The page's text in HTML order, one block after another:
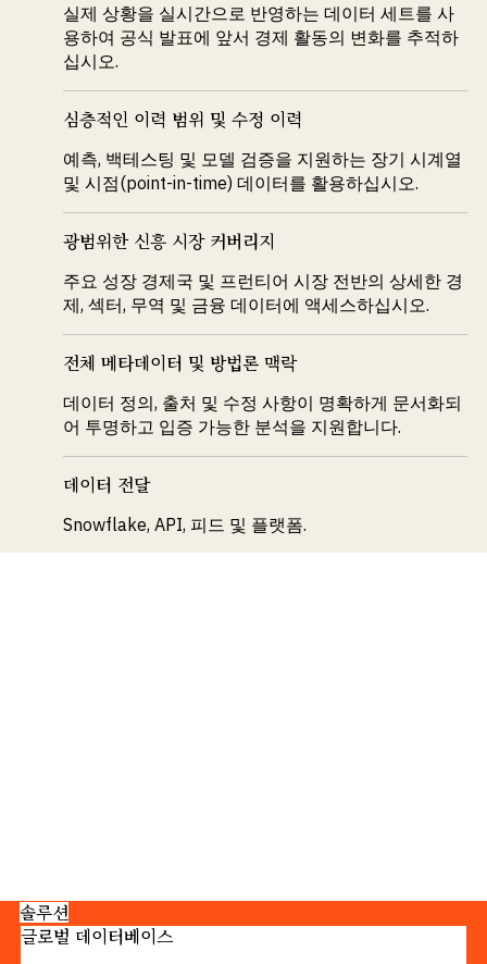
실제 상황을 실시간으로 반영하는 데이터 세트를 사
용하여 공식 발표에 앞서 경제 활동의 변화를 추적하
십시오.
심층적인 이력 범위 및 수정 이력
예측, 백테스팅 및 모델 검증을 지원하는 장기 시계열
및 시점(point-in-time) 데이터를 활용하십시오.
광범위한 신흥 시장 커버리지
주요 성장 경제국 및 프런티어 시장 전반의 상세한 경
제, 섹터, 무역 및 금융 데이터에 액세스하십시오.
전체 메타데이터 및 방법론 맥락
데이터 정의, 출처 및 수정 사항이 명확하게 문서화되
어 투명하고 입증 가능한 분석을 지원합니다.
데이터 전달
Snowflake, API, 피드 및 플랫폼.
솔루션
글로벌 데이터베이스